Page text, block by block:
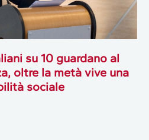
su 10 guardano al
oltre la metà vive una
sociale